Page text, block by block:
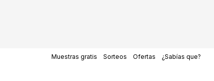
Muestras gratis Sorteos Ofertas ¿Sabías que?